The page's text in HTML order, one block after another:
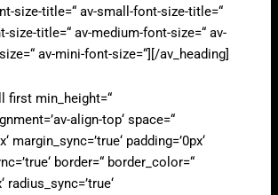
size-title=“ av-small-font-size-title=“
size-title=“ av-medium-font-size=“ av-
av-mini-font-size=“][/av_heading]
first min_height=“
align-top‘ space=“
margin_sync=’true‘ padding=’0px‘
border=“ border_color=“
radius_sync=’true‘